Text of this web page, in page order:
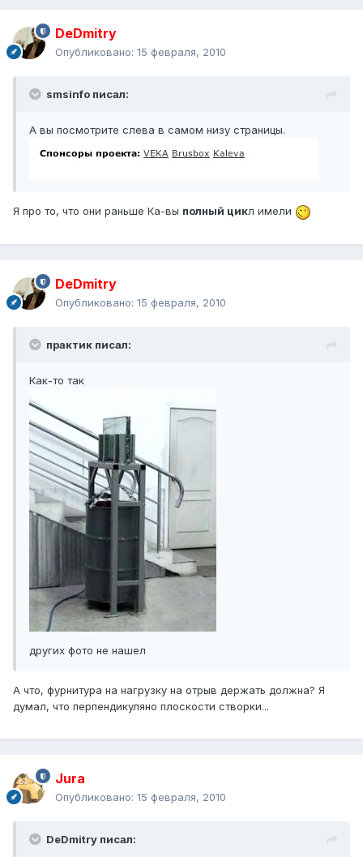
DeDmitry
Опубликовано: 15 февраля, 2010
smsinfo писал:
А вы посмотрите слева в самом низу страницы.
Я про то, что они раньше Ка-вы полный цикл имели
DeDmitry
Опубликовано: 15 февраля, 2010
практик писал:
Как-то так
других фото не нашел
А что, фурнитура на нагрузку на отрыв держать должна? Я
думал, что перпендикуляно плоскости створки...
Jura
Опубликовано: 15 февраля, 2010
DeDmitry писал: